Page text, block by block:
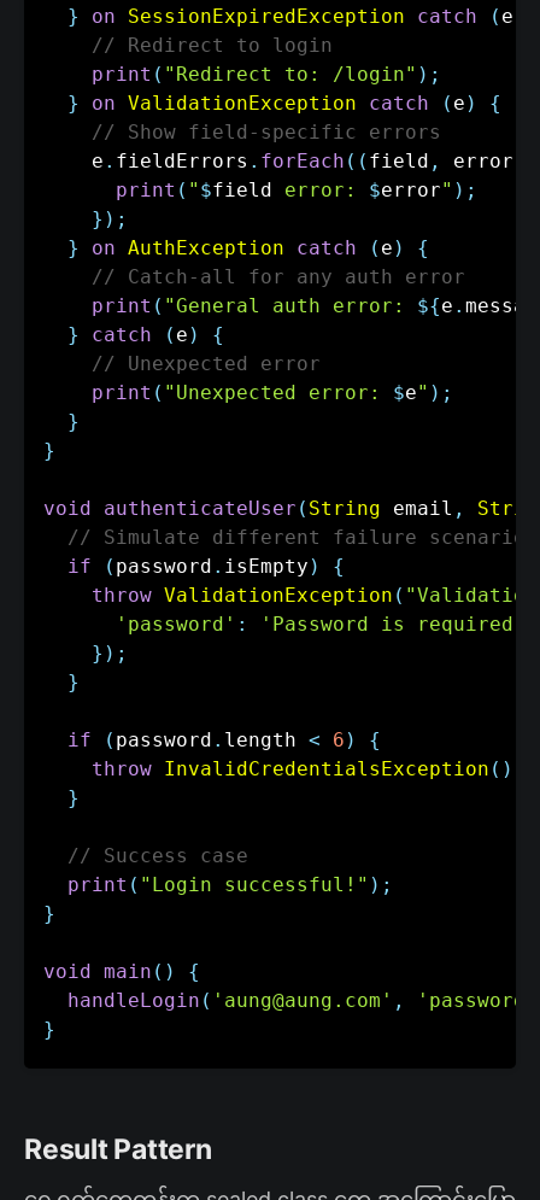
}
on SessionExpiredException catch ( e
// Redirect to login
print ( "Redirect to: /login" ) ;
}
on ValidationException catch ( e )
{
// Show field-specific errors
    e
. fieldErrors . forEach ( ( field , error
print ( " $field error: $error" ) ;
} ) ;
}
on AuthException catch ( e )
{
// Catch-all for any auth error
print ( "General auth error: ${e .
}
catch ( e )
{
// Unexpected error
print ( "Unexpected error: $e" ) ;
}
}
void authenticateUser ( String email ,
// Simulate different failure scenarios
if
( password . isEmpty )
{
throw ValidationException (
'password' : 'Password is required'
} ) ;
}
if ( password . length < 6 )
{
throw InvalidCredentialsException ( )
}
// Success case
print ( "Login successful!" ) ;
}
void main ( )
{
handleLogin ( 'aung@aung.com' , 'password'
}
Result Pattern